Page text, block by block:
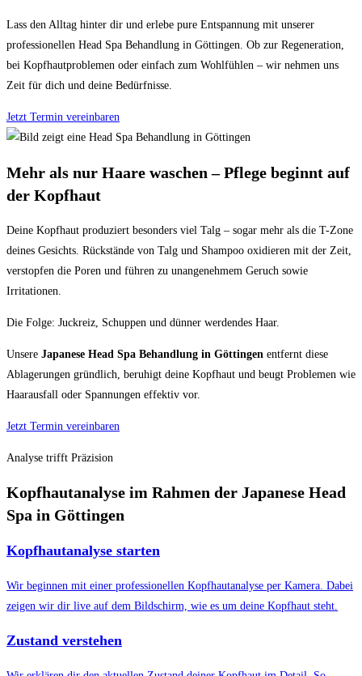
Lass den Alltag hinter dir und erlebe pure Entspannung mit unserer
professionellen Head Spa Behandlung in Göttingen. Ob zur Regeneration,
bei Kopfhautproblemen oder einfach zum Wohlfühlen – wir nehmen uns
Zeit für dich und deine Bedürfnisse.
Jetzt Termin vereinbaren
Mehr als nur Haare waschen – Pflege beginnt auf
der Kopfhaut
Deine Kopfhaut produziert besonders viel Talg – sogar mehr als die T-Zone
deines Gesichts. Rückstände von Talg und Shampoo oxidieren mit der Zeit,
verstopfen die Poren und führen zu unangenehmem Geruch sowie
Irritationen.
Die Folge: Juckreiz, Schuppen und dünner werdendes Haar.
Unsere Japanese Head Spa Behandlung in Göttingen entfernt diese
Ablagerungen gründlich, beruhigt deine Kopfhaut und beugt Problemen wie
Haarausfall oder Spannungen effektiv vor.
Jetzt Termin vereinbaren
Analyse trifft Präzision
Kopfhautanalyse im Rahmen der Japanese Head
Spa in Göttingen
Kopfhautanalyse starten
Wir beginnen mit einer professionellen Kopfhautanalyse per Kamera. Dabei
zeigen wir dir live auf dem Bildschirm, wie es um deine Kopfhaut steht.
Zustand verstehen